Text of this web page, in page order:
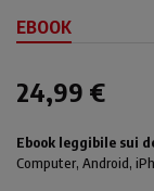
EBOOK
24,99 €
Ebook leggibile sui
Computer, Android,